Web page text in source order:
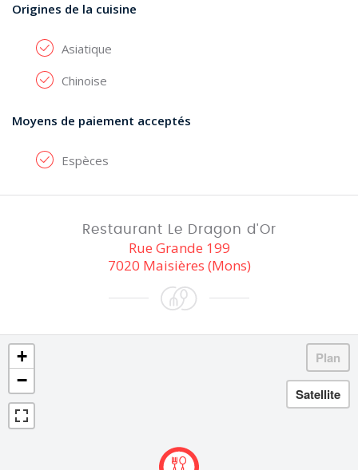
Origines de la cuisine
Asiatique
Chinoise
Moyens de paiement acceptés
Espèces
Restaurant Le Dragon d'Or
Rue Grande 199
7020 Maisières (Mons)
+
−